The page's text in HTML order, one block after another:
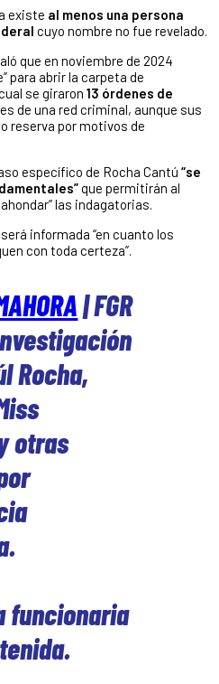
existe al menos una persona
cuyo nombre no fue revelado.
que en noviembre de 2024
para abrir la carpeta de
se giraron 13 órdenes de
de una red criminal, aunque sus
reserva por motivos de
específico de Rocha Cantú “se
que permitirán al
las indagatorias.
informada “en cuanto los
con toda certeza”.
| FGR
Rocha,
otras
funcionaria